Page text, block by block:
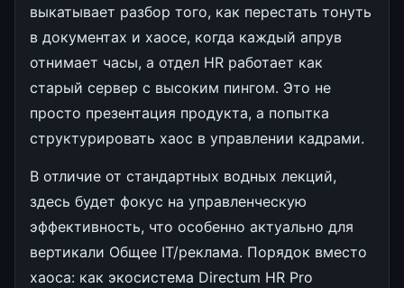
выкатывает разбор того, как перестать тонуть
в документах и хаосе, когда каждый апрув
отнимает часы, а отдел HR работает как
старый сервер с высоким пингом. Это не
просто презентация продукта, а попытка
структурировать хаос в управлении кадрами.
В отличие от стандартных водных лекций,
здесь будет фокус на управленческую
эффективность, что особенно актуально для
вертикали Общее IT/реклама. Порядок вместо
хаоса: как экосистема Directum HR Pro